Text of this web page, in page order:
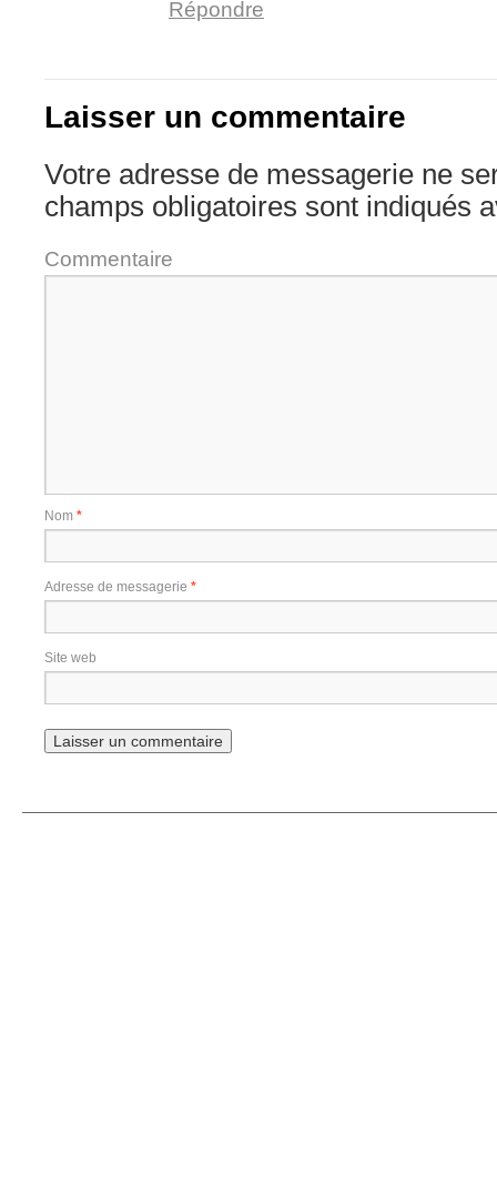
Répondre
Laisser un commentaire
Votre adresse de messagerie ne
champs obligatoires sont indiqués
Commentaire
Nom *
Adresse de messagerie *
Site web